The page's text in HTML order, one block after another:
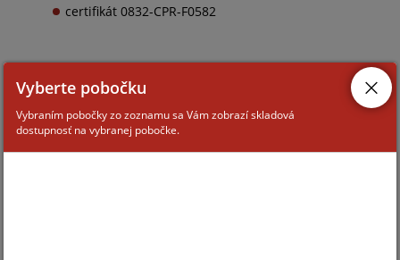
certifikát 0832-CPR-F0582
VYUŽITÍ
Chemické závody
Vyberte pobočku
Vybraním pobočky zo zoznamu sa Vám zobrazí skladová
dostupnosť na vybranej pobočke.